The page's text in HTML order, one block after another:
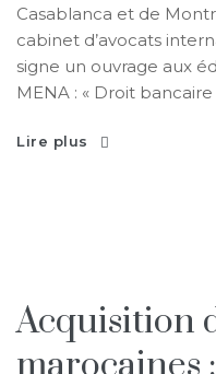
Casablanca et de
cabinet d’avocats
signe un ouvrage aux
MENA : « Droit
Lire plus
Acquisition